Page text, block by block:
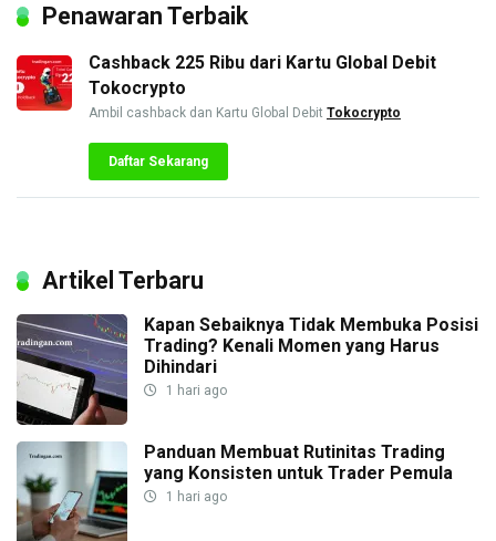
Penawaran Terbaik
Cashback 225 Ribu dari Kartu Global Debit
Tokocrypto
Ambil cashback dan Kartu Global Debit Tokocrypto
Daftar Sekarang
Artikel Terbaru
Kapan Sebaiknya Tidak Membuka Posisi
Trading? Kenali Momen yang Harus
Dihindari
1 hari ago
Panduan Membuat Rutinitas Trading
yang Konsisten untuk Trader Pemula
1 hari ago